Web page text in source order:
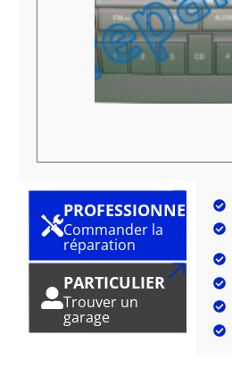
PROFESSIONNEL
Commander la
réparation
PARTICULIER
Trouver un
garage